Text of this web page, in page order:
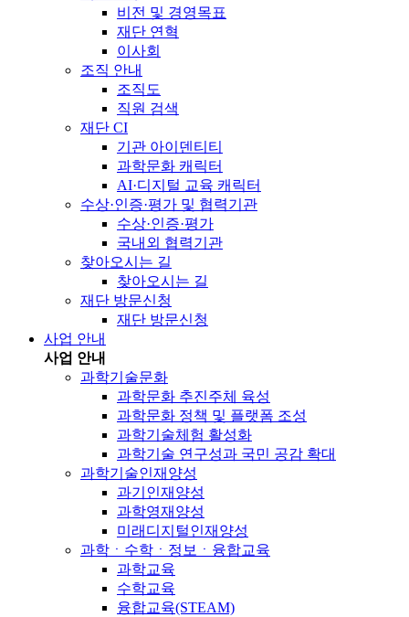
비전 및 경영목표
재단 연혁
이사회
조직 안내
조직도
직원 검색
재단 CI
기관 아이덴티티
과학문화 캐릭터
AI·디지털 교육 캐릭터
수상·인증·평가 및 협력기관
수상·인증·평가
국내외 협력기관
찾아오시는 길
찾아오시는 길
재단 방문신청
재단 방문신청
사업 안내
사업 안내
과학기술문화
과학문화 추진주체 육성
과학문화 정책 및 플랫폼 조성
과학기술체험 활성화
과학기술 연구성과 국민 공감 확대
과학기술인재양성
과기인재양성
과학영재양성
미래디지털인재양성
과학ㆍ수학ㆍ정보ㆍ융합교육
과학교육
수학교육
융합교육(STEAM)